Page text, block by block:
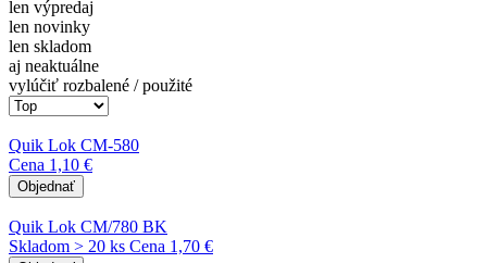
len výpredaj
len novinky
len skladom
aj neaktuálne
vylúčiť rozbalené / použité
Quik Lok CM-580
Cena 1,10 €
Objednať
Quik Lok CM/780 BK
Skladom > 20 ks Cena 1,70 €